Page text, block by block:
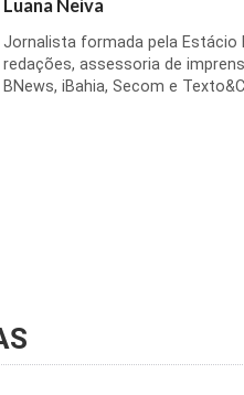
Luana Neiva
Jornalista formada pela Estácio
redações, assessoria de
BNews, iBahia, Secom e